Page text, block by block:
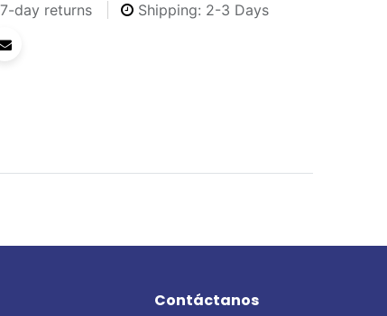
7-day returns
Shipping: 2-3 Days
Contáctanos